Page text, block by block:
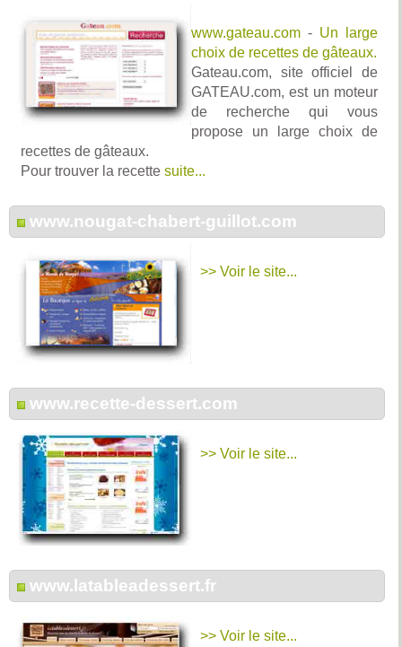
www.gateau.com - Un large
choix de recettes de gâteaux.
Gateau.com, site officiel de
GATEAU.com, est un moteur
de recherche qui vous
propose un large choix de
recettes de gâteaux.
Pour trouver la recette suite...
www.nougat-chabert-guillot.com
>> Voir le site...
www.recette-dessert.com
>> Voir le site...
www.latableadessert.fr
>> Voir le site...